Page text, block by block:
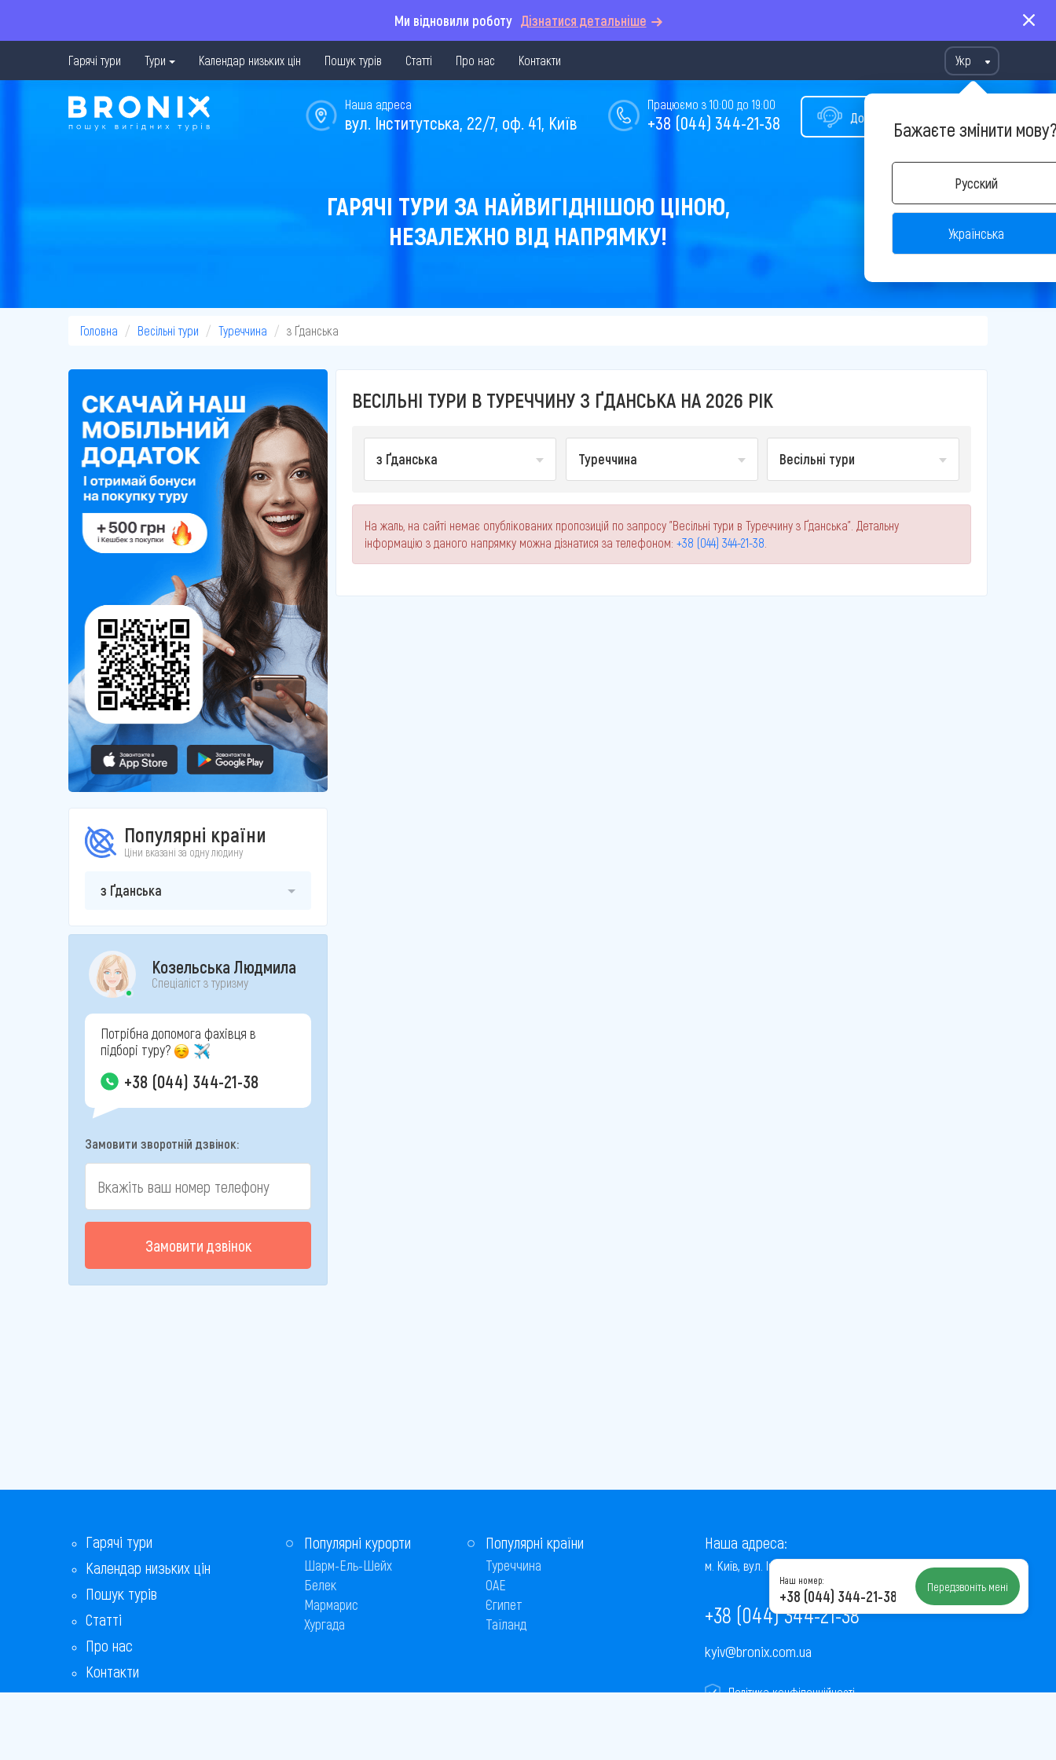
Ми відновили роботу Дізнатися детальніше
Гарячі тури Тури Календар низьких цін Пошук турів Статті Про нас Контакти Укр
Бажаєте змінити
Русский
Українська
Допомога у виборі туру
Працюємо з 10:00 до 19:00
+38 (044) 344-21-38
Наша адреса
вул. Інститутська, 22/7, оф. 41, Київ
ГАРЯЧІ ТУРИ ЗА НАЙВИГІДНІШОЮ ЦІНОЮ,
НЕЗАЛЕЖНО ВІД НАПРЯМКУ!
Головна Весільні тури Туреччина з Ґданська
Популярні країни
Ціни вказані за одну людину
з Ґданська
Козельська Людмила
Спеціаліст з туризму
Потрібна допомога фахівця в
підборі туру?
+38 (044) 344-21-38
Замовити зворотній дзвінок:
Замовити дзвінок
ВЕСІЛЬНІ ТУРИ В ТУРЕЧЧИНУ З ҐДАНСЬКА НА 2026 РІК
з Ґданська Туреччина Весільні тури
На жаль, на сайті немає опублікованих пропозицій по запросу "Весільні тури в Туреччину з Ґданська". Детальну
інформацію з даного напрямку можна дізнатися за телефоном: +38 (044) 344-21-38
Гарячі тури
Календар низьких цін
Пошук турів
Статті
Про нас
Контакти
Бонусна програма
Популярні курорти
Шарм-Ель-Шейх
Белек
Мармарис
Хургада
Популярні країни
Туреччина
ОАЕ
Єгипет
Таїланд
Наша адреса:
м. Київ, вул. Інститутська, 22/7, оф. 41
+38 (044) 344-21-38
kyiv@bronix.com.ua
Політика конфіденційності
Наш номер:
+38 (044) 344-21-38 Передзвоніть мені